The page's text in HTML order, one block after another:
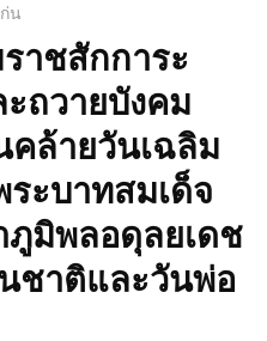
น
าชสักการะ
ถวายบังคม
คล้ายวันเฉลิม
ะบาทสมเด็จ
มิพลอดุลยเดช
ชาติและวันพ่อ